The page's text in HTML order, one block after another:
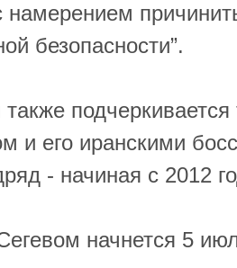
намерением
безопасности”.
подчеркивается
и его иранскими
- начиная с 2012
начнется 5